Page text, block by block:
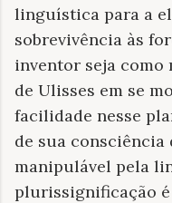
linguística para a
sobrevivência às
inventor seja como
de Ulisses em se
facilidade nesse
de sua consciência
manipulável pela
plurissignificação é